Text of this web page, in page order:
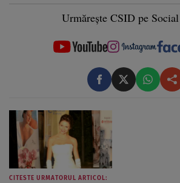
Urmărește CSID pe
CITESTE URMATORUL ARTICOL: